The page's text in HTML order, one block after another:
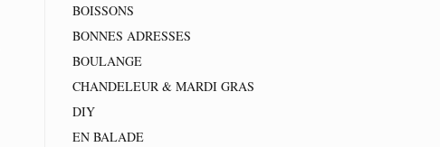
BOISSONS
BONNES ADRESSES
BOULANGE
CHANDELEUR & MARDI GRAS
DIY
EN BALADE